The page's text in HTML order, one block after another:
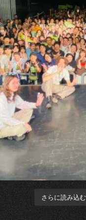
さらに読み込む